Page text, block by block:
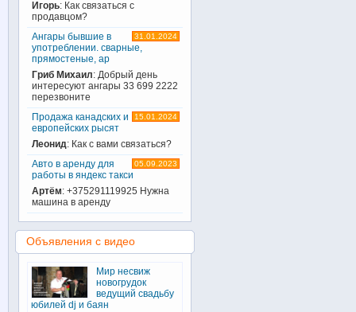
Игорь: Как связаться с
продавцом?
31.01.2024
Ангары бывшие в
употреблении. сварные,
прямостеные, ар
Гриб Михаил: Добрый день
интересуют ангары 33 699 2222
перезвоните
15.01.2024
Продажа канадских и
европейских рысят
Леонид: Как с вами связаться?
05.09.2023
Авто в аренду для
работы в яндекс такси
Артём: +375291119925 Нужна
машина в аренду
Объявления с видео
Мир несвиж
новогрудок
ведущий свадьбу
юбилей dj и баян